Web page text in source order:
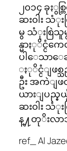
၂၀၁၄ ခုႏွ
ဆး၀ါး သံု
မွ သံုးစြဲသူ
န္မာႏုိင္ငံက
ပါေသာေဆ
ႏုိင္ငံျဖစ္သ
ဦး အကဲျ
ယားျပည္
ဆး၀ါး သံုး
န္႔တုိးလ
ref_ Al